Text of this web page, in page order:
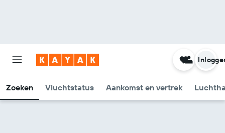
Zoeken Vluchtstatus Aankomst en vertrek